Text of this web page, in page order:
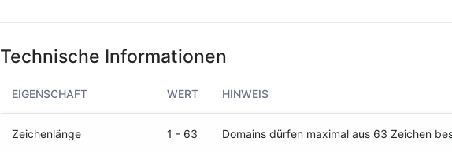
Technische Informationen
EIGENSCHAFT WERT HINWEIS
Zeichenlänge 1 - 63 Domains dürfen maximal aus 63 Zeichen